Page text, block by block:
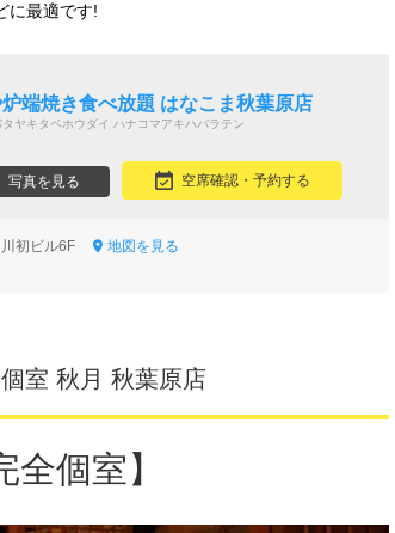
に最適です!
端焼き食べ放題 はなこま秋葉原店
ヤキタベホウダイ ハナコマアキハバラテン
写真を見る 空席確認・予約する
川初ビル6F
地図を見る
室 秋月 秋葉原店
個室】